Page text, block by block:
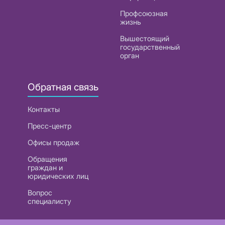
Профсоюзная
жизнь
Вышестоящий
государственный
орган
Обратная связь
Контакты
Пресс-центр
Офисы продаж
Обращения
граждан и
юридических лиц
Вопрос
специалисту